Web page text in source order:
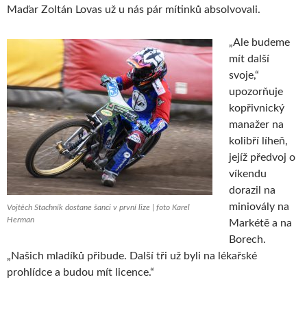
Maďar Zoltán Lovas už u nás pár mítinků absolvovali.
Vojtěch Stachník dostane šanci v první lize | foto Karel
Herman
„Ale budeme
mít další
svoje,“
upozorňuje
kopřivnický
manažer na
kolibří líheň,
jejíž předvoj o
víkendu
dorazil na
miniovály na
Markétě a na
Borech.
„Našich mladíků přibude. Další tři už byli na lékařské
prohlídce a budou mít licence.“